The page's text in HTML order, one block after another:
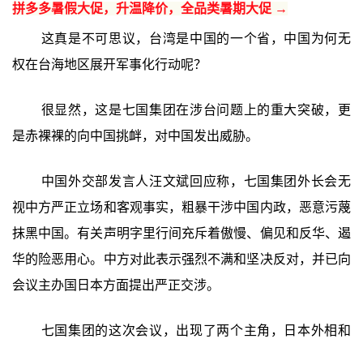
拼多多暑假大促，升温降价，全品类暑期大促 →
这真是不可思议，台湾是中国的一个省，中国为何无
权在台海地区展开军事化行动呢？
很显然，这是七国集团在涉台问题上的重大突破，更
是赤裸裸的向中国挑衅，对中国发出威胁。
中国外交部发言人汪文斌回应称，七国集团外长会无
视中方严正立场和客观事实，粗暴干涉中国内政，恶意污蔑
抹黑中国。有关声明字里行间充斥着傲慢、偏见和反华、遏
华的险恶用心。中方对此表示强烈不满和坚决反对，并已向
会议主办国日本方面提出严正交涉。
七国集团的这次会议，出现了两个主角，日本外相和